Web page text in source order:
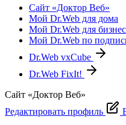
Сайт «Доктор Веб»
Мой Dr.Web для дома
Мой Dr.Web для
Мой Dr.Web по
Dr.Web vxCube
Dr.Web FixIt!
Сайт «Доктор Веб»
Редактировать профиль